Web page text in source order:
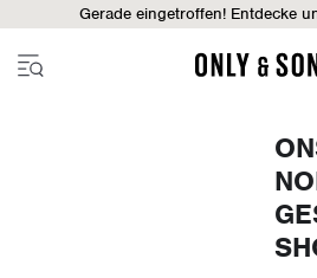
Gerade eingetroffen! Entdecke